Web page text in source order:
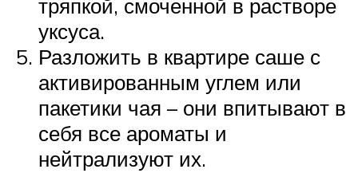
тряпкой, смоченной в растворе
уксуса.
Разложить в квартире саше с
активированным углем или
пакетики чая – они впитывают в
себя все ароматы и
нейтрализуют их.